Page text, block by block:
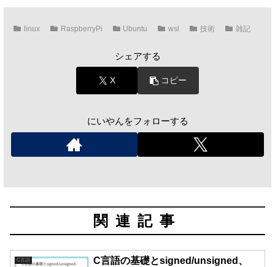
linux RaspberryPi Ubuntu wsl 技術 雑記
シェアする
X コピー
にいやんをフォローする
関連記事
C言語
C言語の基礎とsigned/unsigned、